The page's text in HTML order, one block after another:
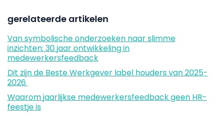
gerelateerde artikelen
Van symbolische onderzoeken naar slimme
inzichten: 30 jaar ontwikkeling in
medewerkersfeedback
Dit zijn de Beste Werkgever label houders van 2025-
2026
Waarom jaarlijkse medewerkersfeedback geen HR-
feestje is